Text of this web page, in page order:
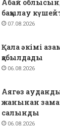
Абай
бақылау
07.08.2026
Қала әкімі
қабылдады
06.08.2026
Аягөз
жанынан
салынды
06.08.2026